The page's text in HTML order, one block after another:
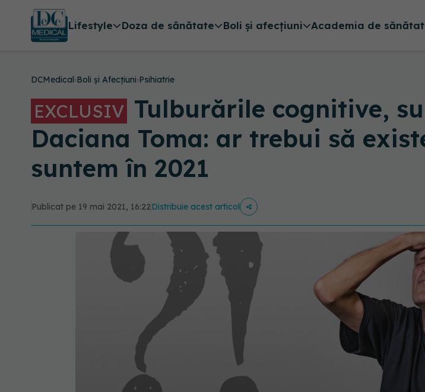
Lifestyle Doza de sănătate Boli și afecțiuni Academia de
DCMedical›Boli și Afecțiuni›Psihiatrie
EXCLUSIV Tulburările cognitive,
Daciana Toma: ar trebui să
suntem în 2021
Publicat pe 19 mai 2021, 16:22Distribuie acest articol